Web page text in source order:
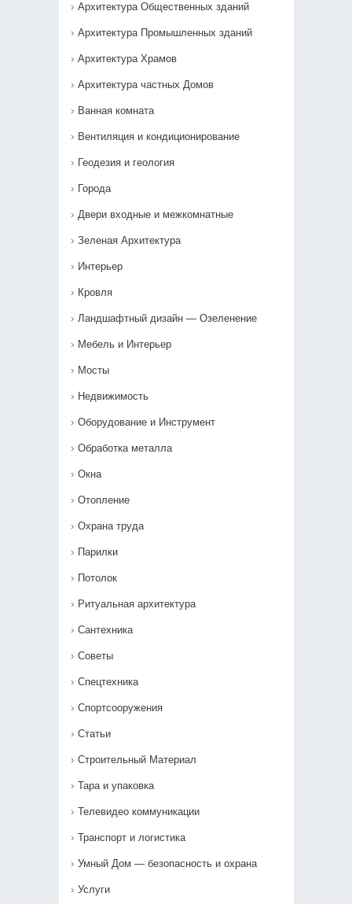
Архитектура Общественных зданий
Архитектура Промышленных зданий
Архитектура Храмов
Архитектура частных Домов
Ванная комната
Вентиляция и кондиционирование
Геодезия и геология
Города
Двери входные и межкомнатные
Зеленая Архитектура
Интерьер
Кровля
Ландшафтный дизайн — Озеленение‎
Мебель и Интерьер
Мосты
Недвижимость
Оборудование и Инструмент
Обработка металла
Окна
Отопление
Охрана труда
Парилки
Потолок
Ритуальная архитектура
Сантехника
Советы
Спецтехника
Спортсооружения
Статьи
Строительный Материал
Тара и упаковка
Телевидео коммуникации
Транспорт и логистика
Умный Дом — безопасность и охрана
Услуги